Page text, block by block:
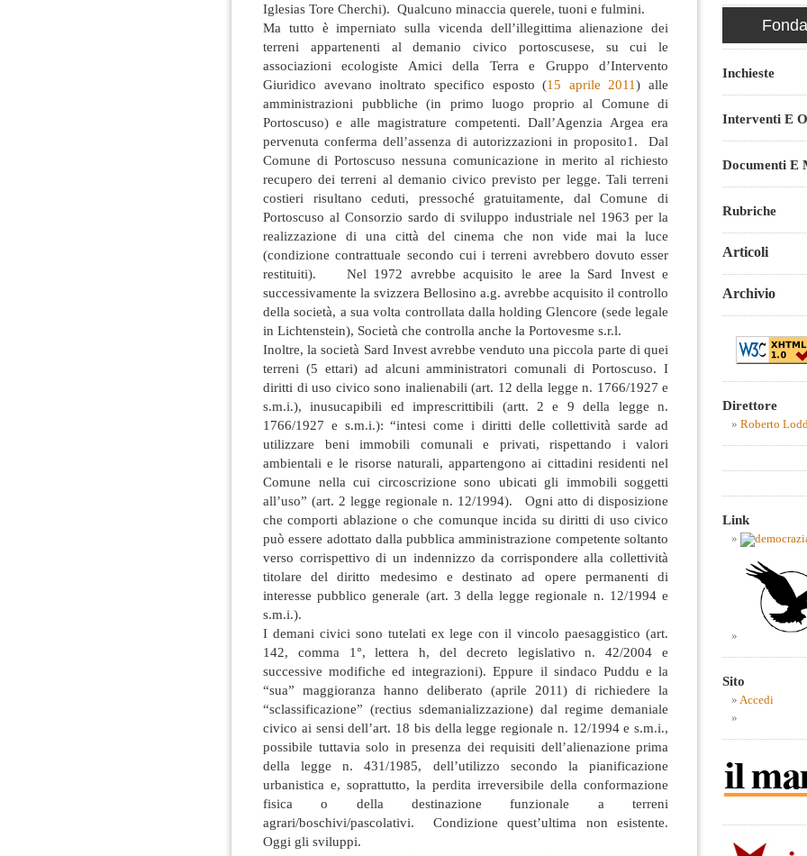
Iglesias Tore Cherchi). Qualcuno minaccia querele, tuoni e fulmini.
Ma tutto è imperniato sulla vicenda dell’illegittima alienazione dei
terreni appartenenti al demanio civico portoscusese, su cui le
associazioni ecologiste Amici della Terra e Gruppo d’Intervento
Giuridico avevano inoltrato specifico esposto (15 aprile 2011) alle
amministrazioni pubbliche (in primo luogo proprio al Comune di
Portoscuso) e alle magistrature competenti. Dall’Agenzia Argea era
pervenuta conferma dell’assenza di autorizzazioni in proposito1. Dal
Comune di Portoscuso nessuna comunicazione in merito al richiesto
recupero dei terreni al demanio civico previsto per legge. Tali terreni
costieri risultano ceduti, pressoché gratuitamente, dal Comune di
Portoscuso al Consorzio sardo di sviluppo industriale nel 1963 per la
realizzazione di una città del cinema che non vide mai la luce
(condizione contrattuale secondo cui i terreni avrebbero dovuto esser
restituiti). Nel 1972 avrebbe acquisito le aree la Sard Invest e
successivamente la svizzera Bellosino a.g. avrebbe acquisito il controllo
della società, a sua volta controllata dalla holding Glencore (sede legale
in Lichtenstein), Società che controlla anche la Portovesme s.r.l.
Inoltre, la società Sard Invest avrebbe venduto una piccola parte di quei
terreni (5 ettari) ad alcuni amministratori comunali di Portoscuso. I
diritti di uso civico sono inalienabili (art. 12 della legge n. 1766/1927 e
s.m.i.), inusucapibili ed imprescrittibili (artt. 2 e 9 della legge n.
1766/1927 e s.m.i.): “intesi come i diritti delle collettività sarde ad
utilizzare beni immobili comunali e privati, rispettando i valori
ambientali e le risorse naturali, appartengono ai cittadini residenti nel
Comune nella cui circoscrizione sono ubicati gli immobili soggetti
all’uso” (art. 2 legge regionale n. 12/1994). Ogni atto di disposizione
che comporti ablazione o che comunque incida su diritti di uso civico
può essere adottato dalla pubblica amministrazione competente soltanto
verso corrispettivo di un indennizzo da corrispondere alla collettività
titolare del diritto medesimo e destinato ad opere permanenti di
interesse pubblico generale (art. 3 della legge regionale n. 12/1994 e
s.m.i.).
I demani civici sono tutelati ex lege con il vincolo paesaggistico (art.
142, comma 1°, lettera h, del decreto legislativo n. 42/2004 e
successive modifiche ed integrazioni). Eppure il sindaco Puddu e la
“sua” maggioranza hanno deliberato (aprile 2011) di richiedere la
“sclassificazione” (rectius sdemanializzazione) dal regime demaniale
civico ai sensi dell’art. 18 bis della legge regionale n. 12/1994 e s.m.i.,
possibile tuttavia solo in presenza dei requisiti dell’alienazione prima
della legge n. 431/1985, dell’utilizzo secondo la pianificazione
urbanistica e, soprattutto, la perdita irreversibile della conformazione
fisica o della destinazione funzionale a terreni
agrari/boschivi/pascolativi. Condizione quest’ultima non esistente.
Oggi gli sviluppi.
Inchieste
Interventi E
Documenti E
Rubriche
Articoli
Archivio
Direttore
Roberto
Link
Sito
Accedi